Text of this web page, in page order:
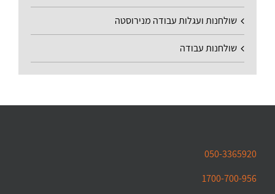
שולחנות ועגלות עבודה מנירוסטה
שולחנות עבודה
050-3365920
1700-700-956